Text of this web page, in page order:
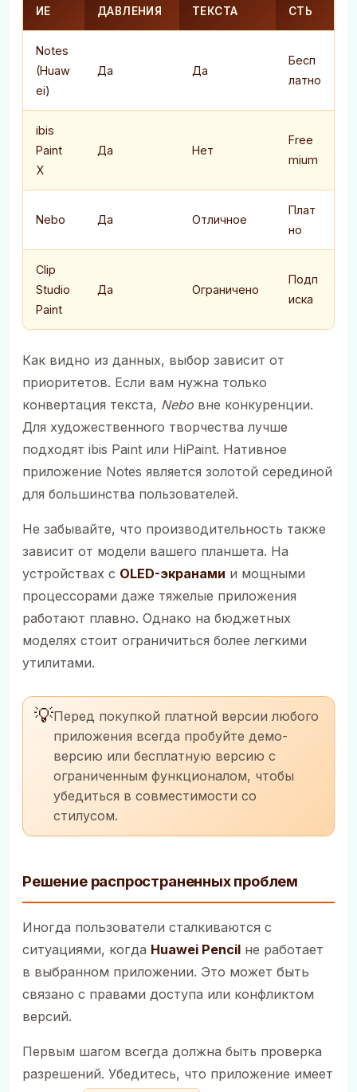
ИЕ
ДАВЛЕНИЯ
ТЕКСТА
СТЬ
Notes
(Huaw
ei)
Да Да
Бесп
латно
ibis
Paint
X
Да Нет
Free
mium
Nebo Да Отличное
Плат
но
Clip
Studio
Paint
Да Ограничено
Подп
иска
Как видно из данных, выбор зависит от
приоритетов. Если вам нужна только
конвертация текста, Nebo вне конкуренции.
Для художественного творчества лучше
подходят ibis Paint или HiPaint. Нативное
приложение Notes является золотой серединой
для большинства пользователей.
Не забывайте, что производительность также
зависит от модели вашего планшета. На
устройствах с OLED-экранами и мощными
процессорами даже тяжелые приложения
работают плавно. Однако на бюджетных
моделях стоит ограничиться более легкими
утилитами.
💡Перед покупкой платной версии любого
приложения всегда пробуйте демо-
версию или бесплатную версию с
ограниченным функционалом, чтобы
убедиться в совместимости со
стилусом.
Решение распространенных проблем
Иногда пользователи сталкиваются с
ситуациями, когда Huawei Pencil не работает
в выбранном приложении. Это может быть
связано с правами доступа или конфликтом
версий.
Первым шагом всегда должна быть проверка
разрешений. Убедитесь, что приложение имеет